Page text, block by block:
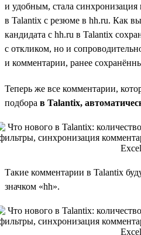
и удобным, стала
в Talantix с резюме в hh.ru. Как
кандидата с hh.ru в Talantix
с откликом, но и
и комментарии, ранее
Теперь же все комментарии,
подбора в Talantix,
Такие комментарии в Talantix
значком «hh».